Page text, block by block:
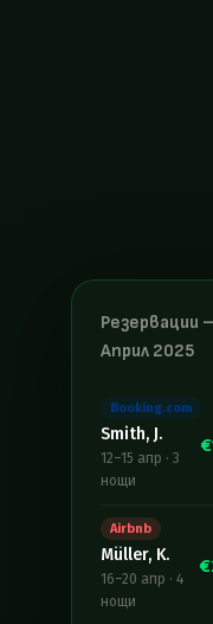
Резервации
Април 2025
Booking.com
Smith, J.
12–15 апр · 3
нощи
Airbnb
Müller, K.
16–20 апр · 4
нощи